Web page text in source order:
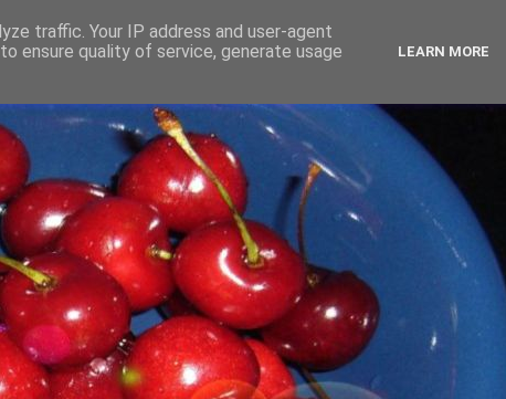
traffic. Your IP address and user-agent
ensure quality of service, generate usage
LEARN MORE